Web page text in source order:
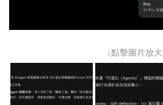
↓點擊圖片放大